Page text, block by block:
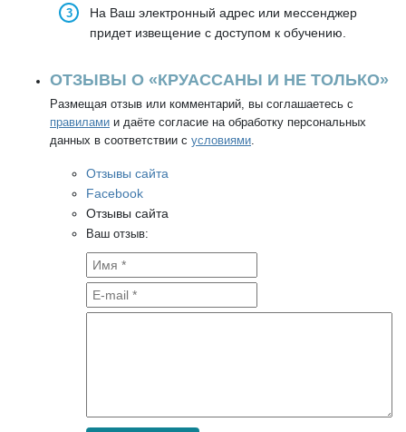
На Ваш электронный адрес или мессенджер
придет извещение с доступом к обучению.
ОТЗЫВЫ О «КРУАССАНЫ И НЕ ТОЛЬКО»
Размещая отзыв или комментарий, вы соглашаетесь с
правилами и даёте согласие на обработку персональных
данных в соответствии с условиями.
Отзывы сайта
Facebook
Отзывы сайта
Ваш отзыв: